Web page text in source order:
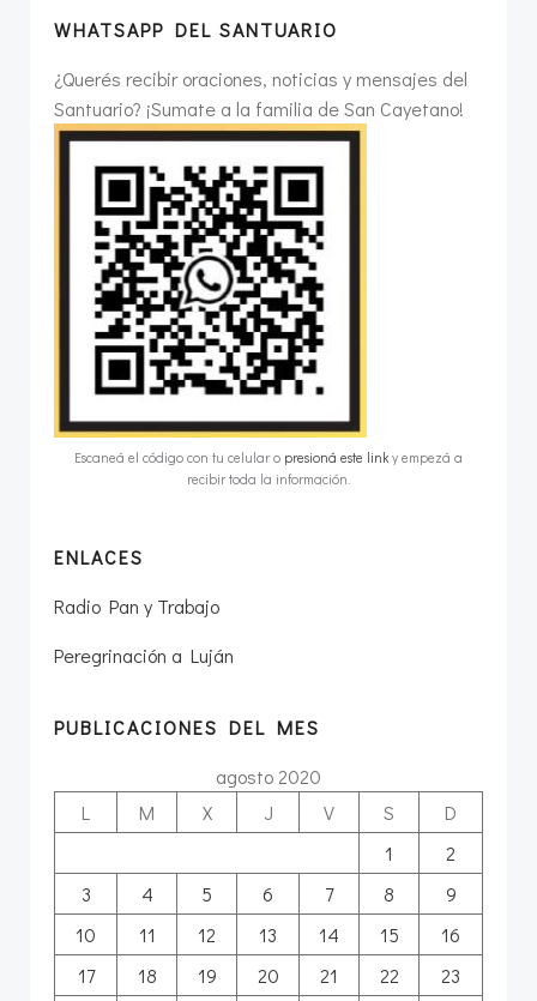
WHATSAPP DEL SANTUARIO
¿Querés recibir oraciones, noticias y mensajes del
Santuario? ¡Sumate a la familia de San Cayetano!
Escaneá el código con tu celular o presioná este link y empezá a
recibir toda la información.
ENLACES
Radio Pan y Trabajo
Peregrinación a Luján
PUBLICACIONES DEL MES
agosto 2020
L
M X J V S
D
1
2
3
4 5 6 7 8
9
10
11 12 13 14 15
16
17
18 19 20 21 22 23